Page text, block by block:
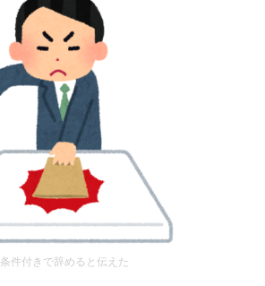
条件付きで辞めると伝えた